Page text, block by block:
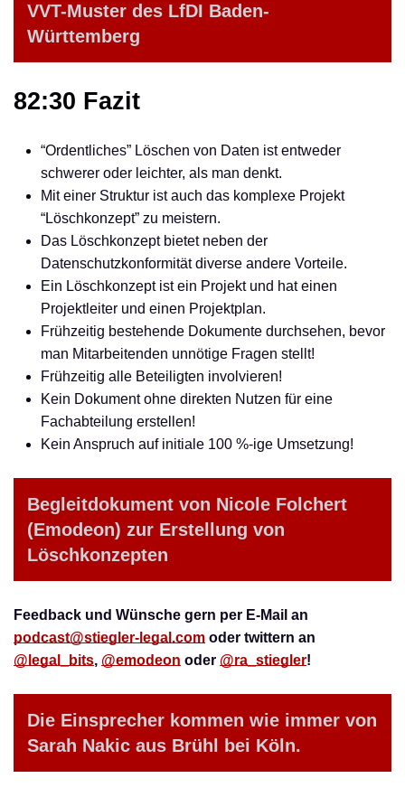
VVT-Muster des LfDI Baden-
Württemberg
82:30 Fazit
“Ordentliches” Löschen von Daten ist entweder
schwerer oder leichter, als man denkt.
Mit einer Struktur ist auch das komplexe Projekt
“Löschkonzept” zu meistern.
Das Löschkonzept bietet neben der
Datenschutzkonformität diverse andere Vorteile.
Ein Löschkonzept ist ein Projekt und hat einen
Projektleiter und einen Projektplan.
Frühzeitig bestehende Dokumente durchsehen, bevor
man Mitarbeitenden unnötige Fragen stellt!
Frühzeitig alle Beteiligten involvieren!
Kein Dokument ohne direkten Nutzen für eine
Fachabteilung erstellen!
Kein Anspruch auf initiale 100 %-ige Umsetzung!
Begleitdokument von Nicole Folchert
(Emodeon) zur Erstellung von
Löschkonzepten
Feedback und Wünsche gern per E-Mail an
podcast@stiegler-legal.com oder twittern an
@legal_bits, @emodeon oder @ra_stiegler!
Die Einsprecher kommen wie immer von
Sarah Nakic aus Brühl bei Köln.